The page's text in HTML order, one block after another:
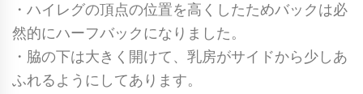
・ハイレグの頂点の位置を高くしたためバックは必
然的にハーフバックになりました。
・脇の下は大きく開けて、乳房がサイドから少しあ
ふれるようにしてあります。